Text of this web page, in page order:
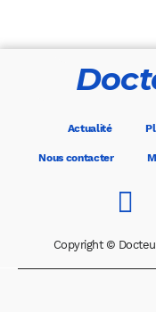
Actualité
Nous contacter
Copyright ©